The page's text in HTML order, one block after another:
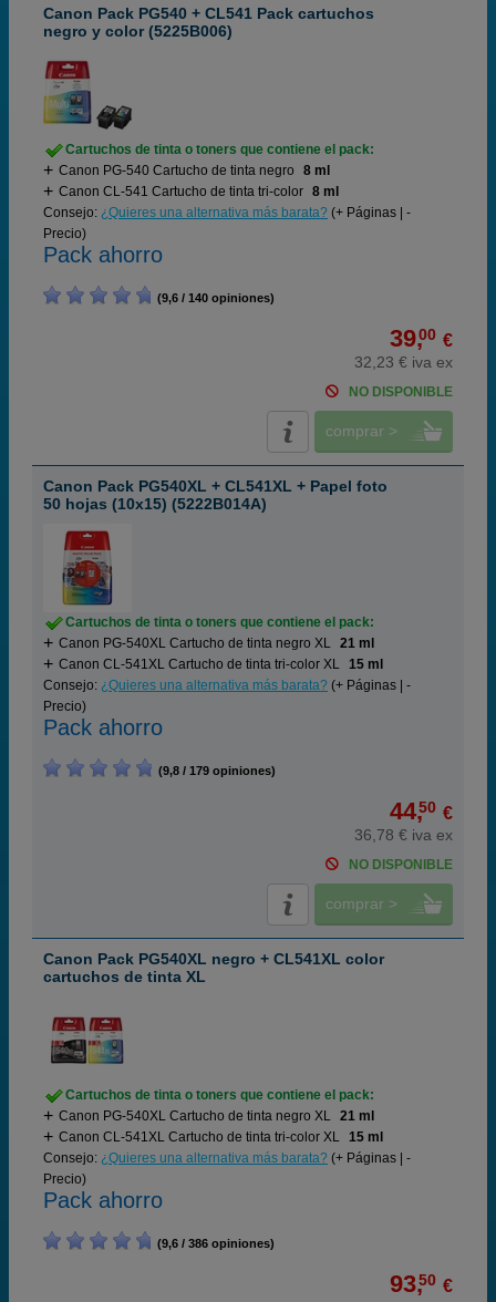
Canon Pack PG540 + CL541 Pack cartuchos
negro y color (5225B006)
Cartuchos de tinta o toners que contiene el pack:
Canon PG-540 Cartucho de tinta negro
8 ml
Canon CL-541 Cartucho de tinta tri-color 8 ml
Consejo: ¿Quieres una alternativa más barata? (+ Páginas | -
Precio)
Pack ahorro
(9,6 / 140 opiniones)
39,00 €
32,23 € iva ex
NO DISPONIBLE
comprar >
Canon Pack PG540XL + CL541XL + Papel foto
50 hojas (10x15) (5222B014A)
Cartuchos de tinta o toners que contiene el pack:
Canon PG-540XL Cartucho de tinta negro XL 21 ml
Canon CL-541XL Cartucho de tinta tri-color XL 15 ml
Consejo: ¿Quieres una alternativa más barata? (+ Páginas | -
Precio)
Pack ahorro
(9,8 / 179 opiniones)
44,50 €
36,78 € iva ex
NO DISPONIBLE
comprar >
Canon Pack PG540XL negro + CL541XL color
cartuchos de tinta XL
Cartuchos de tinta o toners que contiene el pack:
Canon PG-540XL Cartucho de tinta negro XL 21 ml
Canon CL-541XL Cartucho de tinta tri-color XL 15 ml
Consejo: ¿Quieres una alternativa más barata? (+ Páginas | -
Precio)
Pack ahorro
(9,6 / 386 opiniones)
93,50 €